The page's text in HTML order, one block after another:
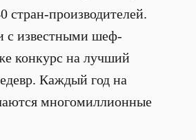
стран-производителей.
с известными шеф-
конкурс на лучший
Каждый год на
многомиллионные